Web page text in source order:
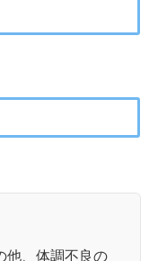
、体調不良の